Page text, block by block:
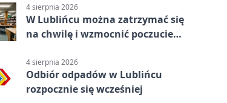
4 sierpnia 2026
W Lublińcu można zatrzymać się
na chwilę i wzmocnić poczucie
4 sierpnia 2026
Odbiór odpadów w Lublińcu
rozpocznie się wcześniej